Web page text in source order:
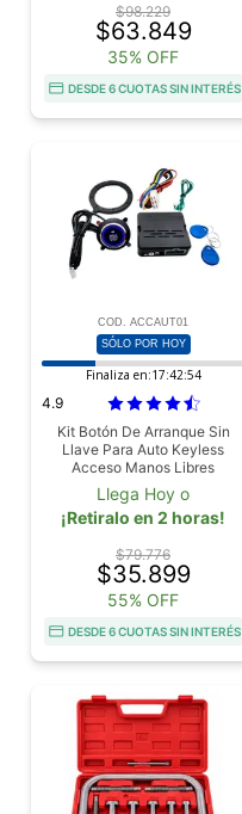
$98.229
$63.849
35% OFF
DESDE 6 CUOTAS SIN INTERÉS
COD. ACCAUT01
SÓLO POR HOY
Finaliza en:17:42:53
4.9
Kit Botón De Arranque Sin
Llave Para Auto Keyless
Acceso Manos Libres
Universal
Llega Hoy o
¡Retiralo en 2 horas!
$79.776
$35.899
55% OFF
DESDE 6 CUOTAS SIN INTERÉS